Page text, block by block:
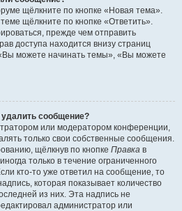
щёлкните по кнопке «Новая тема».
щёлкните по кнопке «Ответить».
прежде чем отправить
доступа находится внизу страниц
можете начинать темы», «Вы можете
удалить сообщение?
или модератором конференции,
только свои собственные сообщения.
щёлкнув по кнопке Правка в
только в течение ограниченного
кто-то уже ответил на сообщение, то
которая показывает количество
из них. Эта надпись не
администратор или